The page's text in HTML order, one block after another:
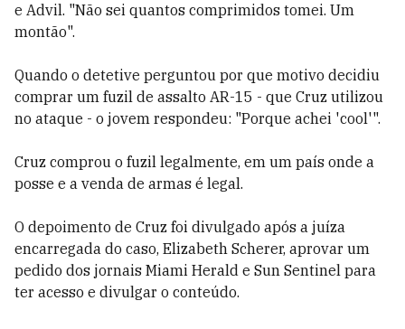
e Advil. "Não sei quantos comprimidos tomei. Um
montão".
Quando o detetive perguntou por que motivo decidiu
comprar um fuzil de assalto AR-15 - que Cruz utilizou
no ataque - o jovem respondeu: "Porque achei 'cool'".
Cruz comprou o fuzil legalmente, em um país onde a
posse e a venda de armas é legal.
O depoimento de Cruz foi divulgado após a juíza
encarregada do caso, Elizabeth Scherer, aprovar um
pedido dos jornais Miami Herald e Sun Sentinel para
ter acesso e divulgar o conteúdo.